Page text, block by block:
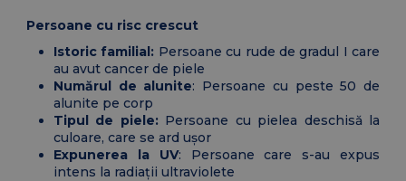
Persoane cu risc crescut
Istoric familial: Persoane cu rude de gradul I care
au avut cancer de piele
Numărul de alunite: Persoane cu peste 50 de
alunite pe corp
Tipul de piele: Persoane cu pielea deschisă la
culoare, care se ard ușor
Expunerea la UV: Persoane care s-au expus
intens la radiații ultraviolete